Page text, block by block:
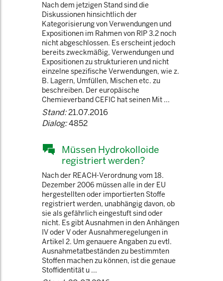
Nach dem jetzigen Stand sind die
Diskussionen hinsichtlich der
Kategorisierung von Verwendungen und
Expositionen im Rahmen von RIP 3.2 noch
nicht abgeschlossen. Es erscheint jedoch
bereits zweckmäßig, Verwendungen und
Expositionen zu strukturieren und nicht
einzelne spezifische Verwendungen, wie z.
B. Lagern, Umfüllen, Mischen etc. zu
beschreiben. Der europäische
Chemieverband CEFIC hat seinen Mit ...
Stand:21.07.2016
Dialog:4852
Müssen Hydrokolloide
registriert werden?
Nach der REACH-Verordnung vom 18.
Dezember 2006 müssen alle in der EU
hergestellten oder importierten Stoffe
registriert werden, unabhängig davon, ob
sie als gefährlich eingestuft sind oder
nicht. Es gibt Ausnahmen in den Anhängen
IV oder V oder Ausnahmeregelungen in
Artikel 2. Um genauere Angaben zu evtl.
Ausnahmetatbeständen zu bestimmten
Stoffen machen zu können, ist die genaue
Stoffidentität u ...